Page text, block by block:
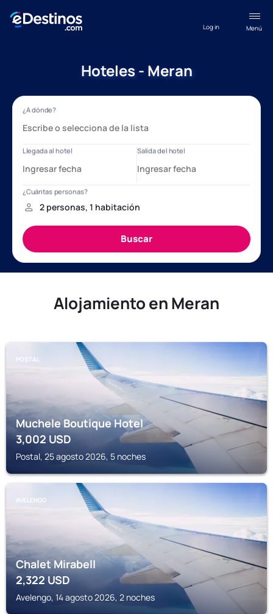
Menú
Log in
Hoteles - Meran
Alojamiento en Meran
POSTAL
Muchele Boutique Hotel
3,002 USD
Postal, 25 agosto 2026, 5 noches
AVELENGO
Chalet Mirabell
2,322USD
Avelengo, 14 agosto 2026, 2 noches